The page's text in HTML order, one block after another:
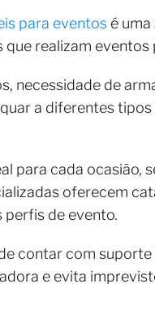
para eventos é
realizam
necessidade de
a diferentes
para cada ocasião,
oferecem
perfis de evento.
contar com
e evita